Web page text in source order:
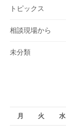
トピックス
相談現場から
未分類
月 火 水